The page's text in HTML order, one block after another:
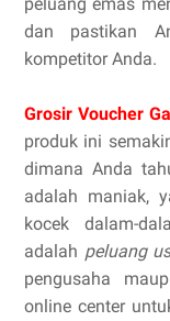
dan pastikan
kompetitor Anda.
Grosir Voucher
produk ini
dimana Anda
adalah maniak,
kocek dalam-
adalah peluang
pengusaha
online center